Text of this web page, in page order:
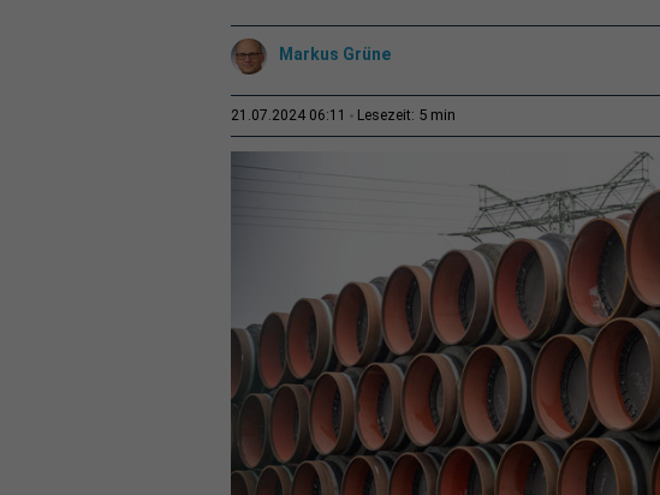
Markus Grüne
21.07.2024 06:11 Lesezeit: 5 min